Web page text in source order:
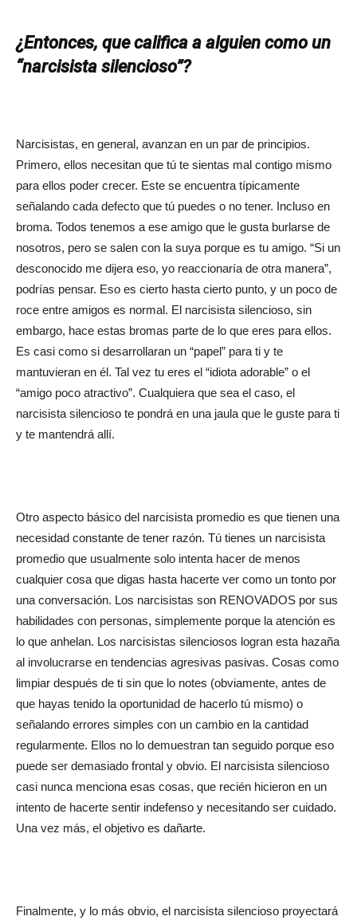
¿Entonces, que califica a alguien como un
“narcisista silencioso”?
Narcisistas, en general, avanzan en un par de principios.
Primero, ellos necesitan que tú te sientas mal contigo mismo
para ellos poder crecer. Este se encuentra típicamente
señalando cada defecto que tú puedes o no tener. Incluso en
broma. Todos tenemos a ese amigo que le gusta burlarse de
nosotros, pero se salen con la suya porque es tu amigo. “Si un
desconocido me dijera eso, yo reaccionaría de otra manera”,
podrías pensar. Eso es cierto hasta cierto punto, y un poco de
roce entre amigos es normal. El narcisista silencioso, sin
embargo, hace estas bromas parte de lo que eres para ellos.
Es casi como si desarrollaran un “papel” para ti y te
mantuvieran en él. Tal vez tu eres el “idiota adorable” o el
“amigo poco atractivo”. Cualquiera que sea el caso, el
narcisista silencioso te pondrá en una jaula que le guste para ti
y te mantendrá allí.
Otro aspecto básico del narcisista promedio es que tienen una
necesidad constante de tener razón. Tú tienes un narcisista
promedio que usualmente solo intenta hacer de menos
cualquier cosa que digas hasta hacerte ver como un tonto por
una conversación. Los narcisistas son RENOVADOS por sus
habilidades con personas, simplemente porque la atención es
lo que anhelan. Los narcisistas silenciosos logran esta hazaña
al involucrarse en tendencias agresivas pasivas. Cosas como
limpiar después de ti sin que lo notes (obviamente, antes de
que hayas tenido la oportunidad de hacerlo tú mismo) o
señalando errores simples con un cambio en la cantidad
regularmente. Ellos no lo demuestran tan seguido porque eso
puede ser demasiado frontal y obvio. El narcisista silencioso
casi nunca menciona esas cosas, que recién hicieron en un
intento de hacerte sentir indefenso y necesitando ser cuidado.
Una vez más, el objetivo es dañarte.
Finalmente, y lo más obvio, el narcisista silencioso proyectará